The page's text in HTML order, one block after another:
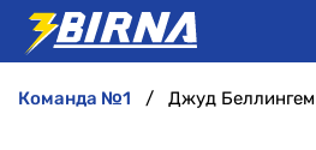
команда №1 Джуд Беллингем